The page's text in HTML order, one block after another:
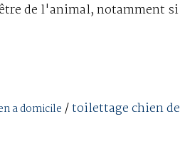
de l'animal, notamment si
a domicile /toilettage chien de